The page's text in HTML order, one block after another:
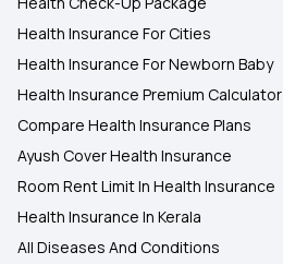
Health Insurance For Cities
Health Insurance For Newborn Baby
Health Insurance Premium Calculator
Compare Health Insurance Plans
Ayush Cover Health Insurance
Room Rent Limit In Health Insurance
Health Insurance In Kerala
All Diseases And Conditions